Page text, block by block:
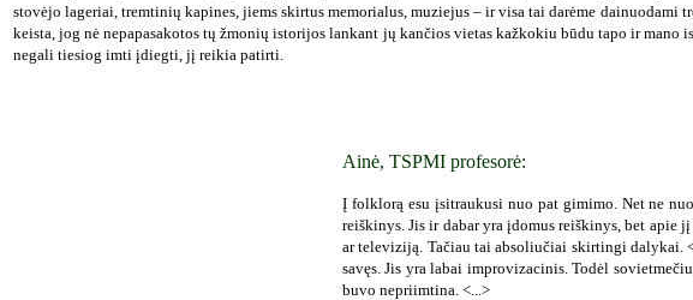
stovėjo lageriai, tremtinių kapines, jiems skirtus memorialus, muziejus – ir visa tai darėme
keista, jog nė nepapasakotos tų žmonių istorijos lankant jų kančios vietas kažkokiu būdu tapo ir
negali tiesiog imti įdiegti, jį reikia patirti.
Ainė, TSPMI profesorė:
Į folklorą esu įsitraukusi nuo pat gimimo. Net ne
reiškinys. Jis ir dabar yra įdomus reiškinys, bet
ar televiziją. Tačiau tai absoliučiai skirtingi dalykai.
savęs. Jis yra labai improvizacinis. Todėl
buvo nepriimtina. <...>